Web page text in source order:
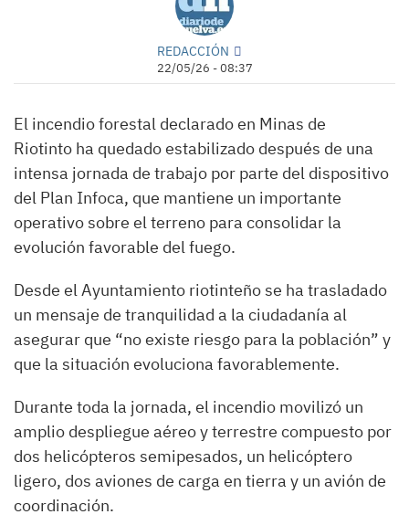
REDACCIÓN
22/05/26 - 08:37
El incendio forestal declarado en Minas de
Riotinto ha quedado estabilizado después de una
intensa jornada de trabajo por parte del dispositivo
del Plan Infoca, que mantiene un importante
operativo sobre el terreno para consolidar la
evolución favorable del fuego.
Desde el Ayuntamiento riotinteño se ha trasladado
un mensaje de tranquilidad a la ciudadanía al
asegurar que “no existe riesgo para la población” y
que la situación evoluciona favorablemente.
Durante toda la jornada, el incendio movilizó un
amplio despliegue aéreo y terrestre compuesto por
dos helicópteros semipesados, un helicóptero
ligero, dos aviones de carga en tierra y un avión de
coordinación.